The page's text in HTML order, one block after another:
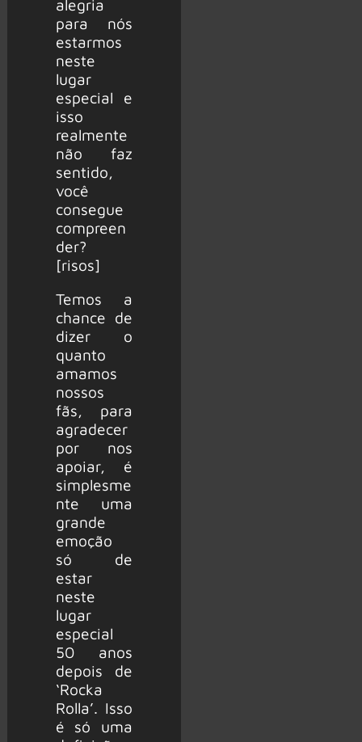
alegria
para nós
estarmos
neste
lugar
especial e
isso
realmente
não faz
sentido,
você
consegue
compreen
der?
[risos]
Temos a
chance de
dizer o
quanto
amamos
nossos
fãs, para
agradecer
por nos
apoiar, é
simplesme
nte uma
grande
emoção
só de
estar
neste
lugar
especial
50 anos
depois de
‘Rocka
Rolla’. Isso
é só uma